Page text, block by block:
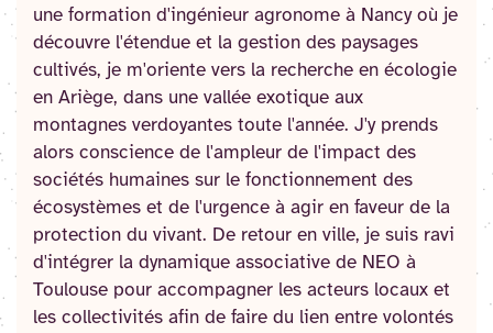
une formation d'ingénieur agronome à Nancy où je
découvre l'étendue et la gestion des paysages
cultivés, je m'oriente vers la recherche en écologie
en Ariège, dans une vallée exotique aux
montagnes verdoyantes toute l'année. J'y prends
alors conscience de l'ampleur de l'impact des
sociétés humaines sur le fonctionnement des
écosystèmes et de l'urgence à agir en faveur de la
protection du vivant. De retour en ville, je suis ravi
d'intégrer la dynamique associative de NEO à
Toulouse pour accompagner les acteurs locaux et
les collectivités afin de faire du lien entre volontés